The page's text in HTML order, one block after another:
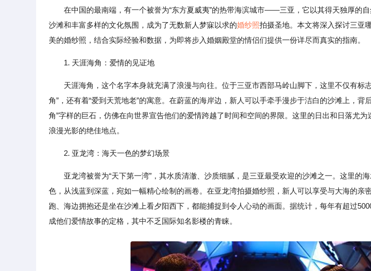
在中国的最南端，有一个被誉为“东方夏威夷”的热带海滨城市——三亚，它以其得天独厚的
沙滩和丰富多样的文化氛围，成为了无数新人梦寐以求的婚纱照拍摄圣地。本文将深入探讨三亚
美的婚纱照，结合实际经验和数据，为即将步入婚姻殿堂的情侣们提供一份详尽而真实的指南。
1. 天涯海角：爱情的见证地
天涯海角，这个名字本身就充满了浪漫与向往。位于三亚市西部马岭山脚下，这里不仅有标
角”，还有着“爱到天荒地老”的寓意。在蔚蓝的海岸边，新人可以手牵手漫步于洁白的沙滩上，背
角”字样的巨石，仿佛在向世界宣告他们的爱情跨越了时间和空间的界限。这里的日出和日落尤为
浪漫光影的绝佳地点。
2. 亚龙湾：海天一色的梦幻场景
亚龙湾被誉为“天下第一湾”，其水质清澈、沙质细腻，是三亚最受欢迎的沙滩之一。这里的
色，从浅蓝到深蓝，宛如一幅精心绘制的画卷。在亚龙湾拍摄婚纱照，新人可以享受与大海的亲
跑、海边拥抱还是坐在沙滩上看夕阳西下，都能捕捉到令人心动的画面。据统计，每年有超过
成他们爱情故事的定格，其中不乏国际知名影楼的青睐。